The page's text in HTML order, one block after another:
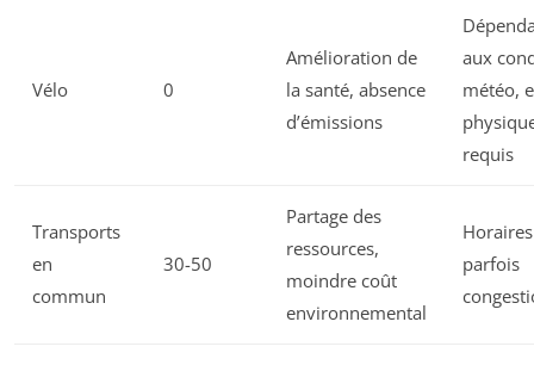
Vélo 0
Amélioration de
la santé, absence
d’émissions
aux
météo,
requis
Transports
en
commun
30-50
Partage des
ressources,
moindre coût
environnemental
parfois